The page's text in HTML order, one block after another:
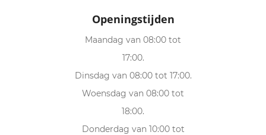
Openingstijden
Maandag van 08:00 tot
17:00.
Dinsdag van 08:00 tot 17:00.
Woensdag van 08:00 tot
18:00.
Donderdag van 10:00 tot